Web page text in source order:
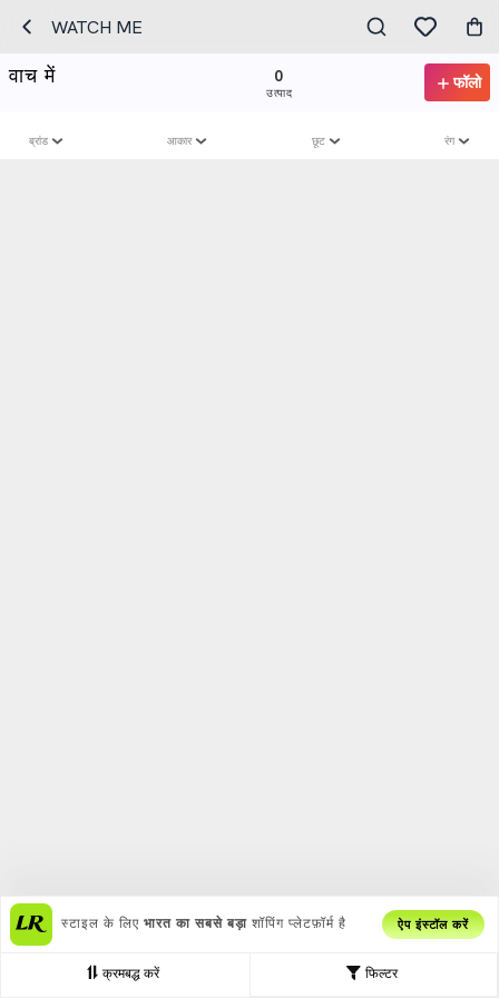
WATCH ME
वाच में 0
उत्पाद
फॉलो
फिल्टर
क्रमबद्ध करें
ब्रांड आकार छूट रंग
स्टाइल के लिए भारत का सबसे बड़ा शॉपिंग प्लेटफ़ॉर्म है ऐप इंस्टॉल करें